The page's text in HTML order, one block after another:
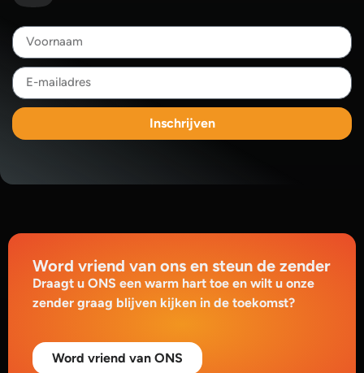
Inschrijven
Word vriend van ons en steun de zender
Draagt u ONS een warm hart toe en wilt u onze
zender graag blijven kijken in de toekomst?
Word vriend van ONS